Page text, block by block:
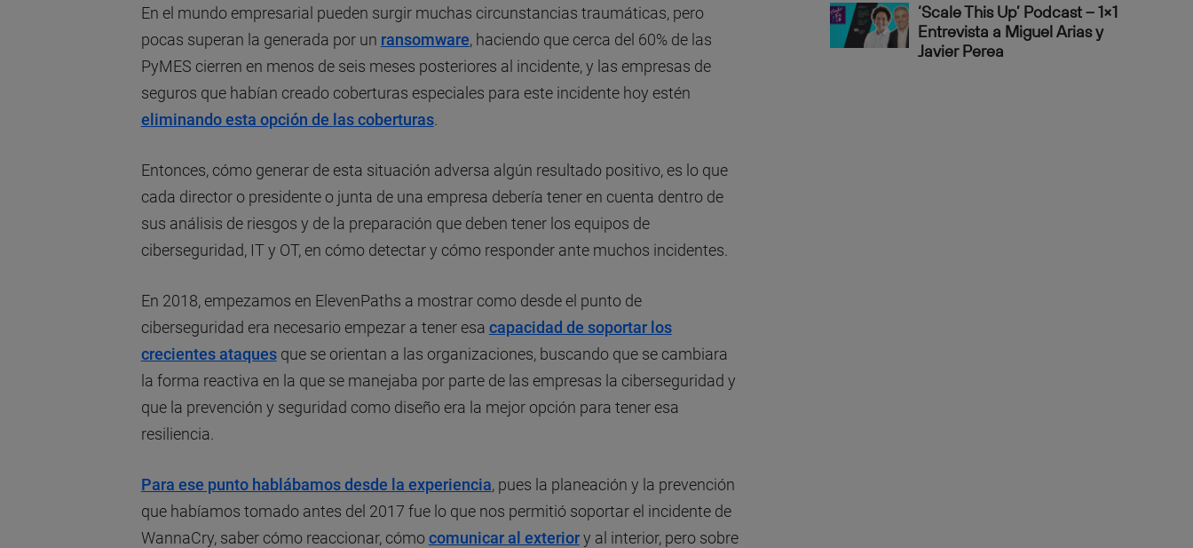
En el mundo empresarial pueden surgir muchas circunstancias traumáticas, pero
pocas superan la generada por un ransomware, haciendo que cerca del 60% de las
PyMES cierren en menos de seis meses posteriores al incidente, y las empresas de
seguros que habían creado coberturas especiales para este incidente hoy estén
eliminando esta opción de las coberturas.
Entonces, cómo generar de esta situación adversa algún resultado positivo, es lo que
cada director o presidente o junta de una empresa debería tener en cuenta dentro de
sus análisis de riesgos y de la preparación que deben tener los equipos de
ciberseguridad, IT y OT, en cómo detectar y cómo responder ante muchos incidentes.
En 2018, empezamos en ElevenPaths a mostrar como desde el punto de
ciberseguridad era necesario empezar a tener esa capacidad de soportar los
crecientes ataquesque se orientan a las organizaciones, buscando que se cambiara
la forma reactiva en la que se manejaba por parte de las empresas la ciberseguridad y
que la prevención y seguridad como diseño era la mejor opción para tener esa
resiliencia.
Para ese punto hablábamos desde la experiencia, pues la planeación y la prevención
que habíamos tomado antes del 2017 fue lo que nos permitió soportar el incidente de
WannaCry, saber cómo reaccionar, cómocomunicar al exteriory al interior, pero sobre
‘Scale This Up’ Podcast – 1×1
Entrevista a Miguel Arias y
Javier Perea